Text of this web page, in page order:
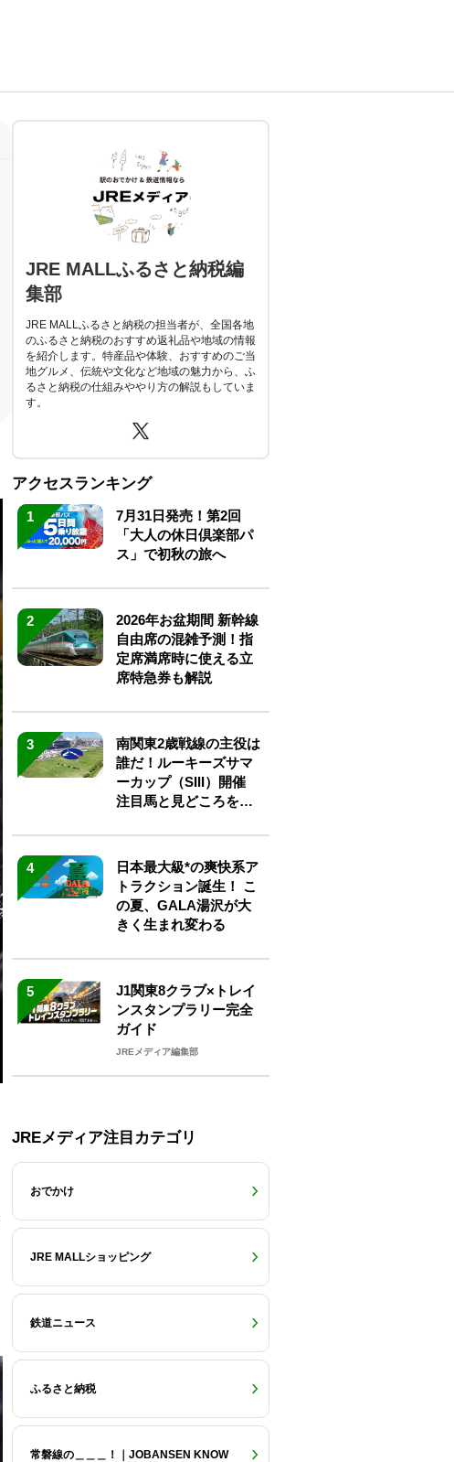
JRE MALLふるさと納税編
集部
JRE MALLふるさと納税の担当者が、全国各地
のふるさと納税のおすすめ返礼品や地域の情報
を紹介します。特産品や体験、おすすめのご当
地グルメ、伝統や文化など地域の魅力から、ふ
るさと納税の仕組みややり方の解説もしていま
す。
アクセスランキング
1
7月31日発売！第2回
「大人の休日倶楽部パ
ス」で初秋の旅へ
2
2026年お盆期間 新幹線
自由席の混雑予測！指
定席満席時に使える立
席特急券も解説
3
南関東2歳戦線の主役は
誰だ！ルーキーズサマ
ーカップ（SIII）開催
注目馬と見どころをチ
4
日本最大級*の爽快系ア
トラクション誕生！ こ
の夏、GALA湯沢が大
きく生まれ変わる
5
J1関東8クラブ×トレイ
ンスタンプラリー完全
ガイド
JREメディア編集部
JREメディア注目カテゴリ
おでかけ
JRE MALLショッピング
鉄道ニュース
ふるさと納税
常磐線の＿＿＿！｜JOBANSEN KNOW